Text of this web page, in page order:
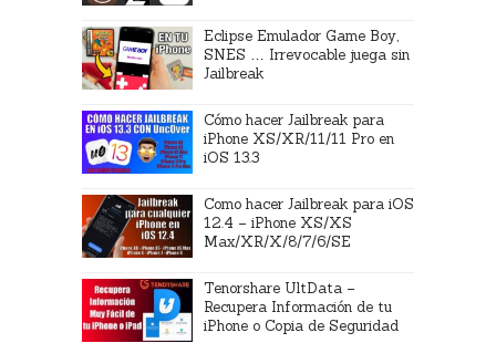
Eclipse Emulador Game Boy,
SNES … Irrevocable juega sin
Jailbreak
Cómo hacer Jailbreak para
iPhone XS/XR/11/11 Pro en
iOS 13.3
Como hacer Jailbreak para iOS
12.4 – iPhone XS/XS
Max/XR/X/8/7/6/SE
Tenorshare UltData –
Recupera Información de tu
iPhone o Copia de Seguridad